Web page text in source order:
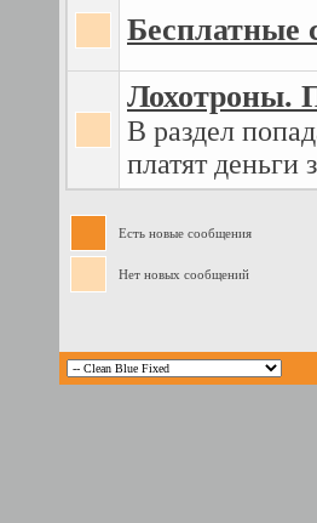
Бесплатные
Лохотроны.
В раздел
платят деньги
Есть новые сообщения
Нет новых сообщений